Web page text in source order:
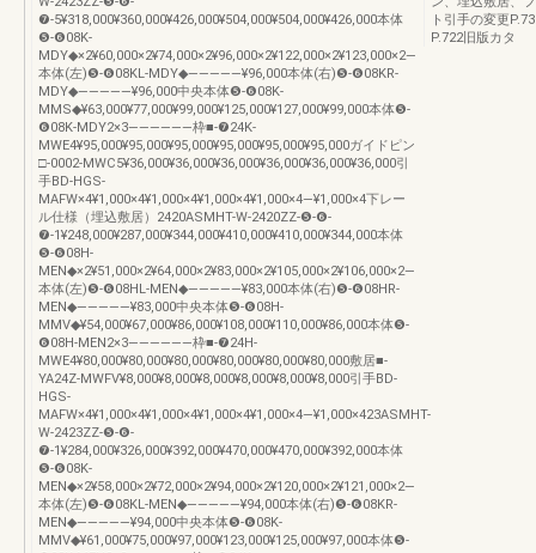
❼-5¥318,000¥360,000¥426,000¥504,000¥504,000¥426,000本体
❺-❻08K-
MDY◆×2¥60,000×2¥74,000×2¥96,000×2¥122,000×2¥123,000×2―
本体(左)❺-❻08KL-MDY◆―――――¥96,000本体(右)❺-❻08KR-
MDY◆―――――¥96,000中央本体❺-❻08K-
MMS◆¥63,000¥77,000¥99,000¥125,000¥127,000¥99,000本体❺-
❻08K-MDY2×3――――――枠■-❼24K-
MWE4¥95,000¥95,000¥95,000¥95,000¥95,000¥95,000ガイドピン
□-0002-MWC5¥36,000¥36,000¥36,000¥36,000¥36,000¥36,000引
手BD-HGS-
MAFW×4¥1,000×4¥1,000×4¥1,000×4¥1,000×4―¥1,000×4下レー
ル仕様（埋込敷居）2420ASMHT-W-2420ZZ-❺-❻-
❼-1¥248,000¥287,000¥344,000¥410,000¥410,000¥344,000本体
❺-❻08H-
MEN◆×2¥51,000×2¥64,000×2¥83,000×2¥105,000×2¥106,000×2―
本体(左)❺-❻08HL-MEN◆―――――¥83,000本体(右)❺-❻08HR-
MEN◆―――――¥83,000中央本体❺-❻08H-
MMV◆¥54,000¥67,000¥86,000¥108,000¥110,000¥86,000本体❺-
❻08H-MEN2×3――――――枠■-❼24H-
MWE4¥80,000¥80,000¥80,000¥80,000¥80,000¥80,000敷居■-
YA24Z-MWFV¥8,000¥8,000¥8,000¥8,000¥8,000¥8,000引手BD-
HGS-
MAFW×4¥1,000×4¥1,000×4¥1,000×4¥1,000×4―¥1,000×423ASMHT-
W-2423ZZ-❺-❻-
❼-1¥284,000¥326,000¥392,000¥470,000¥470,000¥392,000本体
❺-❻08K-
MEN◆×2¥58,000×2¥72,000×2¥94,000×2¥120,000×2¥121,000×2―
本体(左)❺-❻08KL-MEN◆―――――¥94,000本体(右)❺-❻08KR-
MEN◆―――――¥94,000中央本体❺-❻08K-
MMV◆¥61,000¥75,000¥97,000¥123,000¥125,000¥97,000本体❺-
ト引手の変更
P.722旧版カタ